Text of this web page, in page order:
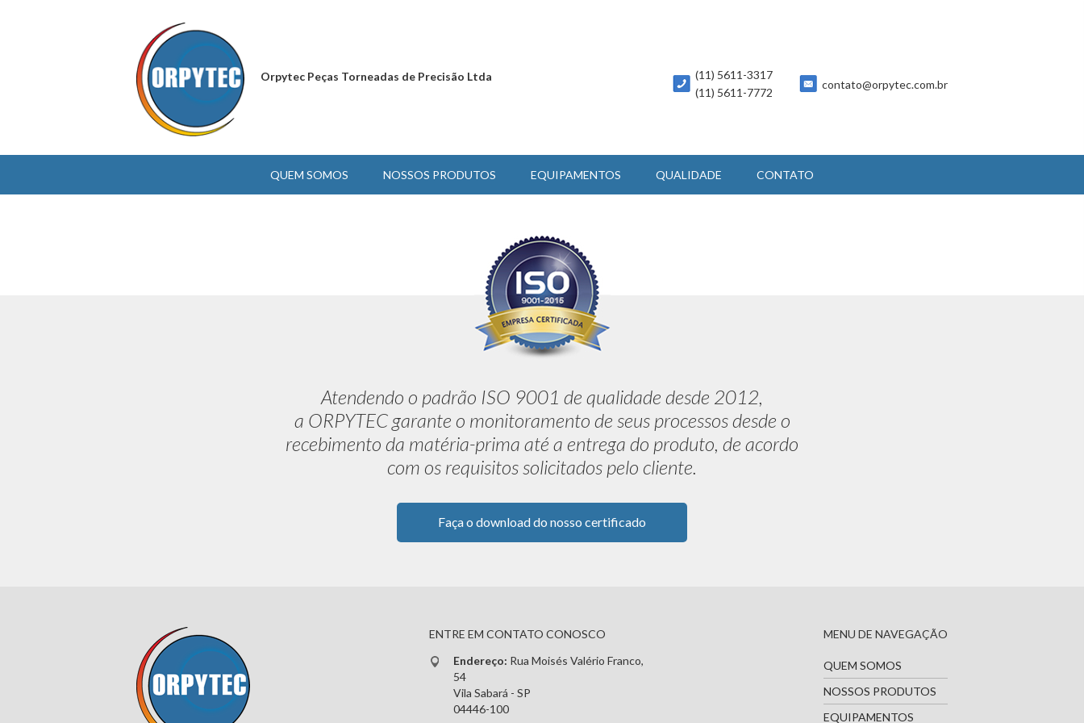
Orpytec Peças Torneadas de Precisão Ltda
(11) 5611-3317
(11) 5611-7772
contato@orpytec.com.br
QUEM SOMOS NOSSOS PRODUTOS EQUIPAMENTOS QUALIDADE CONTATO
Atendendo o padrão ISO 9001 de qualidade desde 2012,
a ORPYTEC garante o monitoramento de seus processos desde o
recebimento da matéria-prima até a entrega do produto, de acordo
com os requisitos solicitados pelo cliente.
Faça o download do nosso certificado
ENTRE EM CONTATO CONOSCO
Endereço: Rua Moisés Valério Franco,
54
Vila Sabará - SP
04446-100
MENU DE NAVEGAÇÃO
QUEM SOMOS
NOSSOS PRODUTOS
EQUIPAMENTOS